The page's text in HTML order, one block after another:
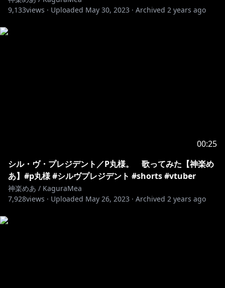
9,133views · Uploaded May 30, 2023 · Archived 2 years ago
00:25
シル・ヴ・プレジデント／P丸様。 歌ってみた【神楽め
あ】#p丸様 #シルヴプレジデント #shorts #vtuber
神楽めあ / KaguraMea
7,928views · Uploaded May 26, 2023 · Archived 2 years ago